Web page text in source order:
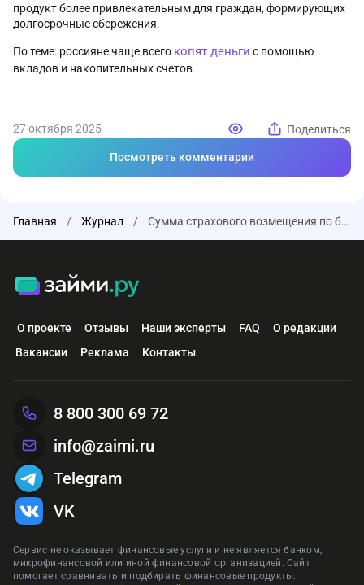
продукт более привлекательным для граждан, формирующих
долгосрочные сбережения.
По теме: россияне чаще всего копят деньги с помощью
вкладов и накопительных счетов
27 октября 2025 Поделиться
Посмотреть комментарии
Главная / Журнал / Сумма страхового возмещения по безотзывным вкладам увеличена в два раза
О проекте Отзывы Наши эксперты FAQ
О редакции
Вакансии
Реклама Контакты
Сервис не оказывает финансовые услуги и не является банком,
микрофинансовой или иной финансовой организацией. Сайт
помогает сравнивать и подбирать финансовые продукты.
8 800 300 69 72
info@zaimi.ru
Telegram
VK